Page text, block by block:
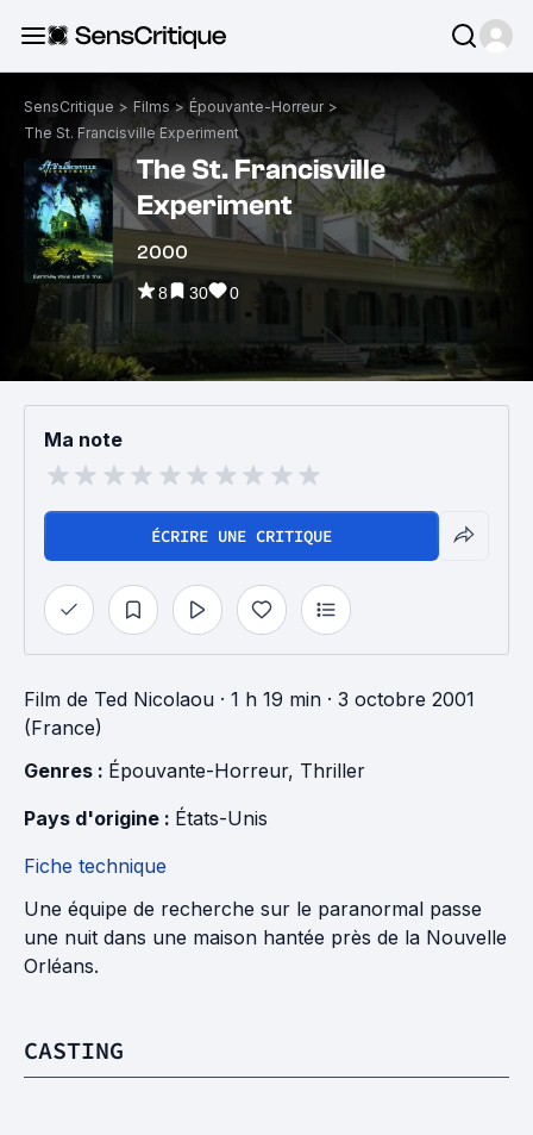
SensCritique > Films > Épouvante-Horreur >
The St. Francisville Experiment
The St. Francisville
Experiment
2000
8 30 0
Ma note
ÉCRIRE UNE CRITIQUE
Film de Ted Nicolaou · 1 h 19 min · 3 octobre 2001
(France)
Genres : Épouvante-Horreur, Thriller
Pays d'origine : États-Unis
Fiche technique
Une équipe de recherche sur le paranormal passe
une nuit dans une maison hantée près de la Nouvelle
Orléans.
CASTING